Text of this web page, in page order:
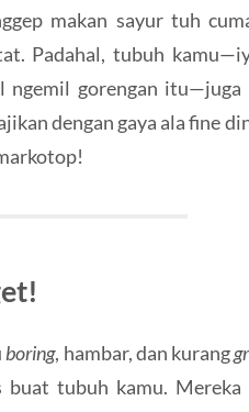
makan sayur tuh
Padahal, tubuh
ngemil gorengan itu—juga
dengan gaya ala fine
boring, hambar, dan kurang
tubuh kamu. Mereka